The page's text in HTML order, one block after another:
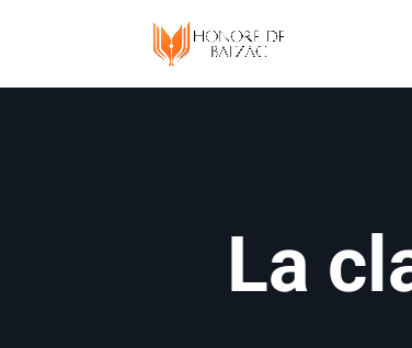
La